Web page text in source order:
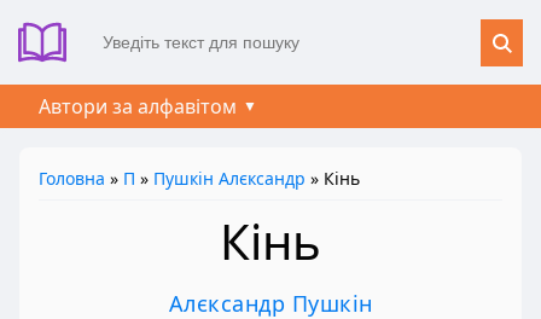
Автори за алфавітом
Головна » П » Пушкін Алєксандр » Кінь
Кінь
Алєксандр Пушкін